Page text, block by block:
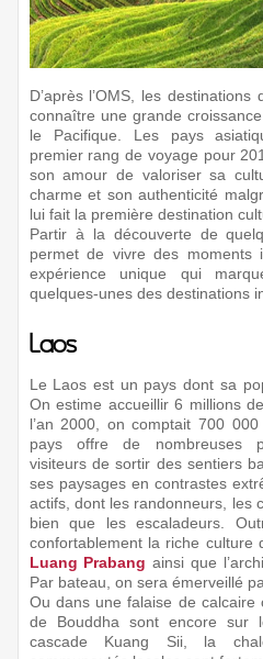
D’après l’OMS, les
connaître une grande
le Pacifique. Les pays
premier rang de voyage pour
son amour de valoriser sa
charme et son authenticité
lui fait la première destination
Partir à la découverte de
permet de vivre des moments
expérience unique qui
quelques-unes des destinations
Laos
Le Laos est un pays dont sa
On estime accueillir 6 millions
l’an 2000, on comptait 700
pays offre de nombreuses
visiteurs de sortir des sentiers
ses paysages en contrastes
actifs, dont les randonneurs, les
bien que les escaladeurs.
confortablement la riche culture
Luang Prabang ainsi que
Par bateau, on sera émerveillé
Ou dans une falaise de
de Bouddha sont encore
cascade Kuang Sii, la